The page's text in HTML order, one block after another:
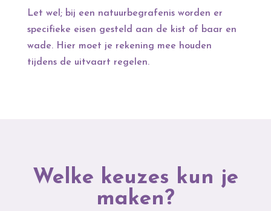
Let wel; bij een natuurbegrafenis worden er
specifieke eisen gesteld aan de kist of baar en
wade. Hier moet je rekening mee houden
tijdens de uitvaart regelen.
Welke keuzes kun je
maken?